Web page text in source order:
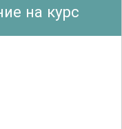
в
Также
на курс